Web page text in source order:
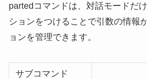
partedコマンドは、対話モードだ
ションをつけることで引数の情報
ョンを管理できます。
サブコマンド